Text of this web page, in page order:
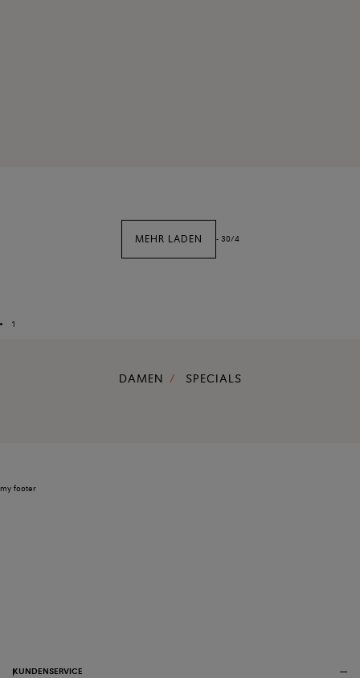
MEHR LADEN - 30/4
1
DAMEN SPECIALS
my footer
KUNDENSERVICE